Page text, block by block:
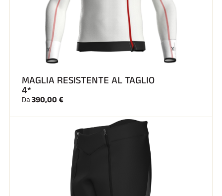
SCI SU TUTTI I TERRENI
MAGLIA RESISTENTE AL TAGLIO
4*
Da 390,00 €